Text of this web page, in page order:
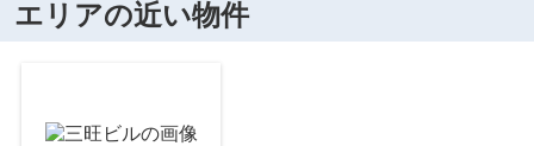
ローソン 西天満六丁目店
エリアの近い物件